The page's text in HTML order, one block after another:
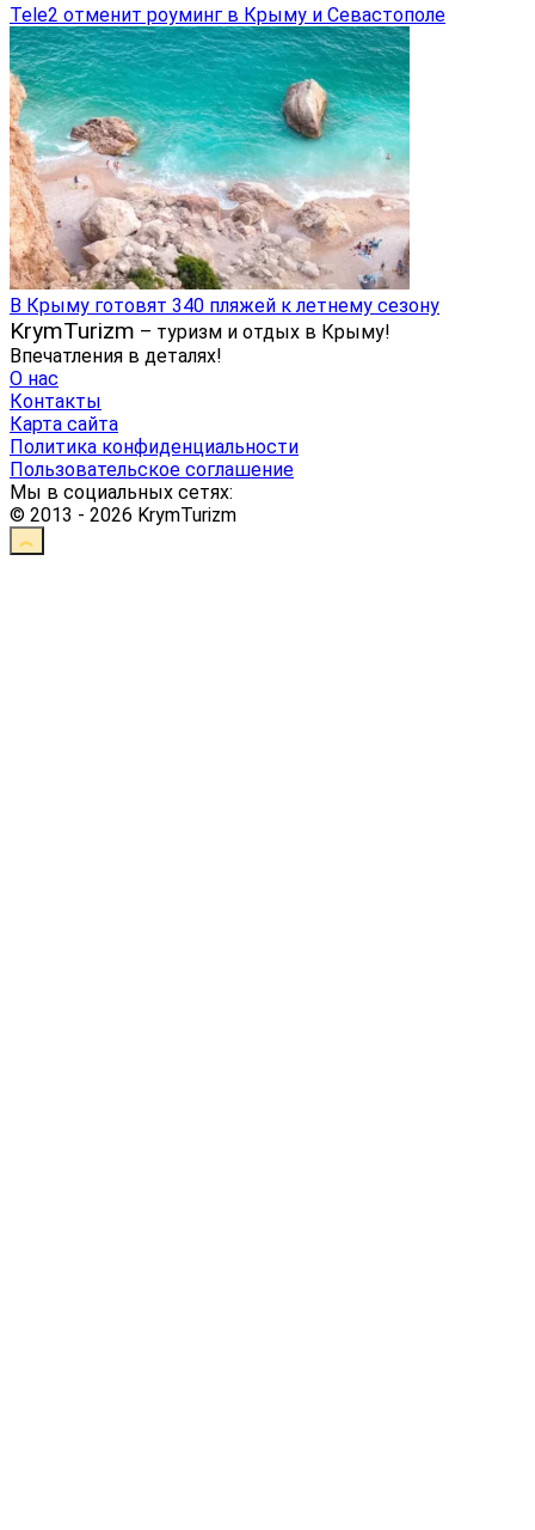
Tele2 отменит роуминг в Крыму и Севастополе
В Крыму готовят 340 пляжей к летнему сезону
KrymTurizm – туризм и отдых в Крыму!
Впечатления в деталях!
О нас
Контакты
Карта сайта
Политика конфиденциальности
Пользовательское соглашение
Мы в социальных сетях:
© 2013 - 2026 KrymTurizm